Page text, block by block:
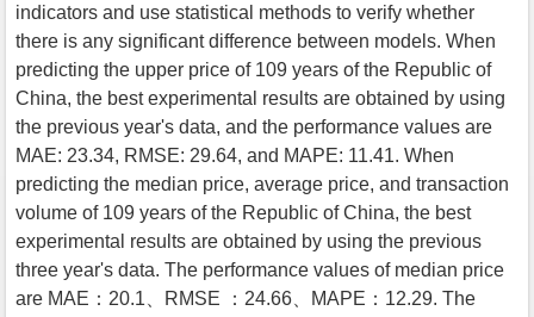
indicators and use statistical methods to verify whether
there is any significant difference between models. When
predicting the upper price of 109 years of the Republic of
China, the best experimental results are obtained by using
the previous year's data, and the performance values are
MAE: 23.34, RMSE: 29.64, and MAPE: 11.41. When
predicting the median price, average price, and transaction
volume of 109 years of the Republic of China, the best
experimental results are obtained by using the previous
three year's data. The performance values of median price
are MAE：20.1、RMSE ：24.66、MAPE：12.29. The